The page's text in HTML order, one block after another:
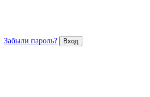
Забыли пароль?